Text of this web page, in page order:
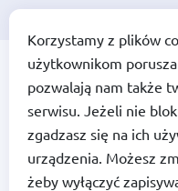
Portal Funduszy
Fundusze
Europejskie
na Infrastrukturę,
Klimat,
Środowisko
Korzystamy z plików
użytkownikom
pozwalają nam także
serwisu. Jeżeli nie
zgadzasz się na ich
urządzenia. Możesz
żeby wyłączyć